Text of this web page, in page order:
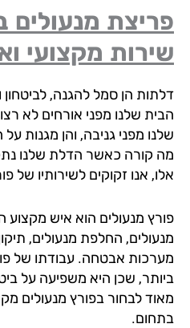
מנעולים
מקצועי
הן סמל להגנה, לביטחון
שלנו מפני אורחים לא
מפני גניבה, והן מגנות על
קורה כאשר הדלת שלנו נתקעת
אנו זקוקים לשירותיו של פורץ
מנעולים הוא איש מקצוע
החלפת מנעולים, תיקון
אבטחה. עבודתו של פורץ
שכן היא משפיעה על
לבחור בפורץ מנעולים מקצועי,